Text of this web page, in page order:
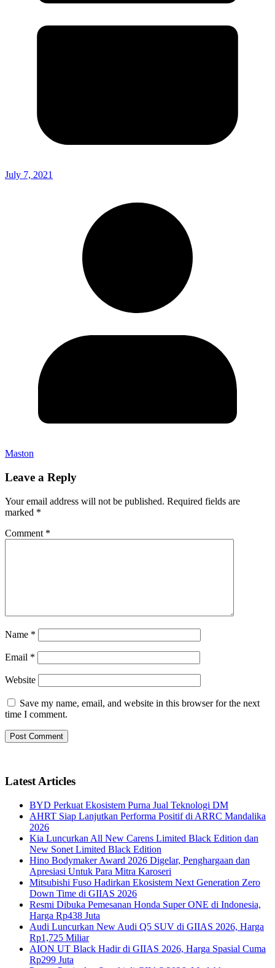
July 7, 2021
Maston
Leave a Reply
Your email address will not be published. Required fields are
marked *
Comment *
Name *
Email *
Website
Save my name, email, and website in this browser for the next
time I comment.
Latest Articles
BYD Perkuat Ekosistem Purna Jual Teknologi DM
AHRT Siap Lanjutkan Performa Positif di ARRC Mandalika
2026
Kia Luncurkan All New Carens Limited Black Edition dan
New Sonet Limited Black Edition
Hino Bodymaker Award 2026 Digelar, Penghargaan dan
Apresiasi Untuk Para Mitra Karoseri
Mitsubishi Fuso Hadirkan Ekosistem Next Generation Zero
Down Time di GIIAS 2026
Resmi Dibuka Pemesanan Honda Super ONE di Indonesia,
Harga Rp438 Juta
Audi Luncurkan New Audi Q5 SUV di GIIAS 2026, Harga
Rp1,725 Miliar
AION UT Black Hadir di GIIAS 2026, Harga Spasial Cuma
Rp299 Juta